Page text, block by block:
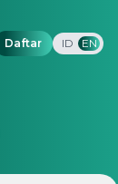
Daftar ID EN